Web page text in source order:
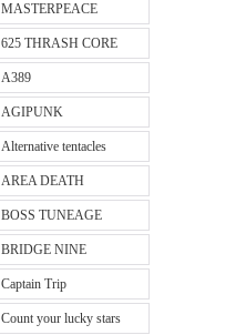
MASTERPEACE
625 THRASH CORE
A389
AGIPUNK
Alternative tentacles
AREA DEATH
BOSS TUNEAGE
BRIDGE NINE
Captain Trip
Count your lucky stars